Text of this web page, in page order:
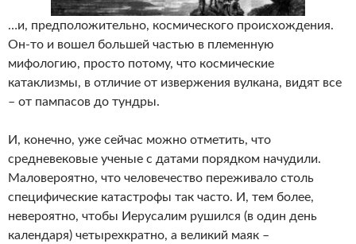
…и, предположительно, космического происхождения.
Он-то и вошел большей частью в племенную
мифологию, просто потому, что космические
катаклизмы, в отличие от извержения вулкана, видят все
– от пампасов до тундры.
И, конечно, уже сейчас можно отметить, что
средневековые ученые с датами порядком начудили.
Маловероятно, что человечество переживало столь
специфические катастрофы так часто. И, тем более,
невероятно, чтобы Иерусалим рушился (в один день
календаря) четырехкратно, а великий маяк –